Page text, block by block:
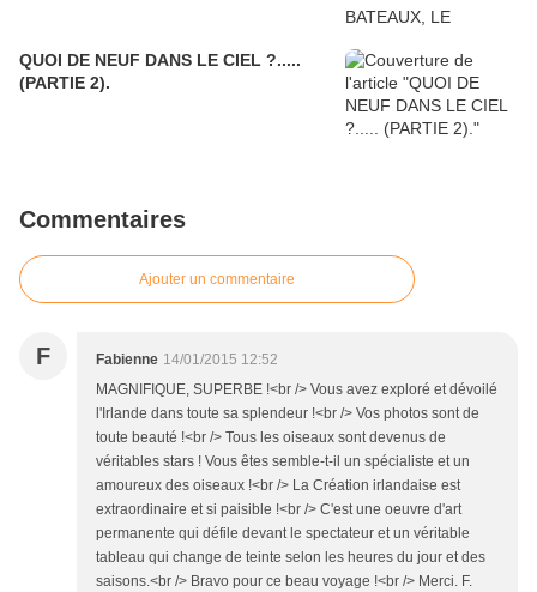
QUOI DE NEUF DANS LE CIEL ?.....
(PARTIE 2).
Commentaires
Ajouter un commentaire
F Fabienne 14/01/2015 12:52
MAGNIFIQUE, SUPERBE !<br /> Vous avez exploré et dévoilé
l'Irlande dans toute sa splendeur !<br /> Vos photos sont de
toute beauté !<br /> Tous les oiseaux sont devenus de
véritables stars ! Vous êtes semble-t-il un spécialiste et un
amoureux des oiseaux !<br /> La Création irlandaise est
extraordinaire et si paisible !<br /> C'est une oeuvre d'art
permanente qui défile devant le spectateur et un véritable
tableau qui change de teinte selon les heures du jour et des
saisons.<br /> Bravo pour ce beau voyage !<br /> Merci. F.